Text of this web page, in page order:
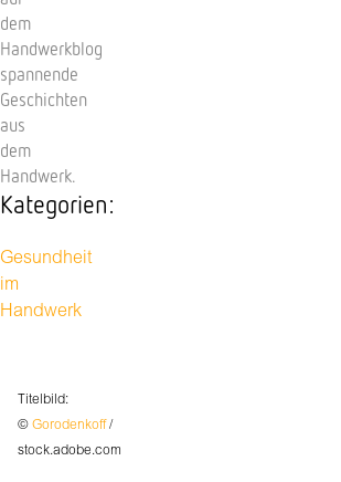
dem
Handwerkblog
spannende
Geschichten
aus
dem
Handwerk.
Kategorien:
Gesundheit
im
Handwerk
Titelbild:
© Gorodenkoff/
stock.adobe.com